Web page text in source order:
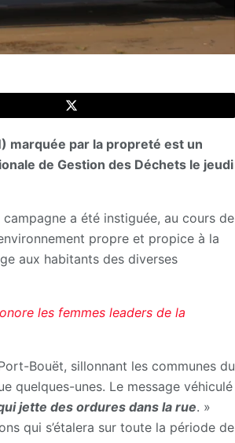
marquée par la propreté est un
de Gestion des Déchets le jeudi
a été instiguée, au cours de
propre et propice à la
aux habitants des diverses
les femmes leaders de la
Bouët, sillonnant les communes du
quelques-unes. Le message véhiculé
jette des ordures dans la rue. »
qui s’étalera sur toute la période de